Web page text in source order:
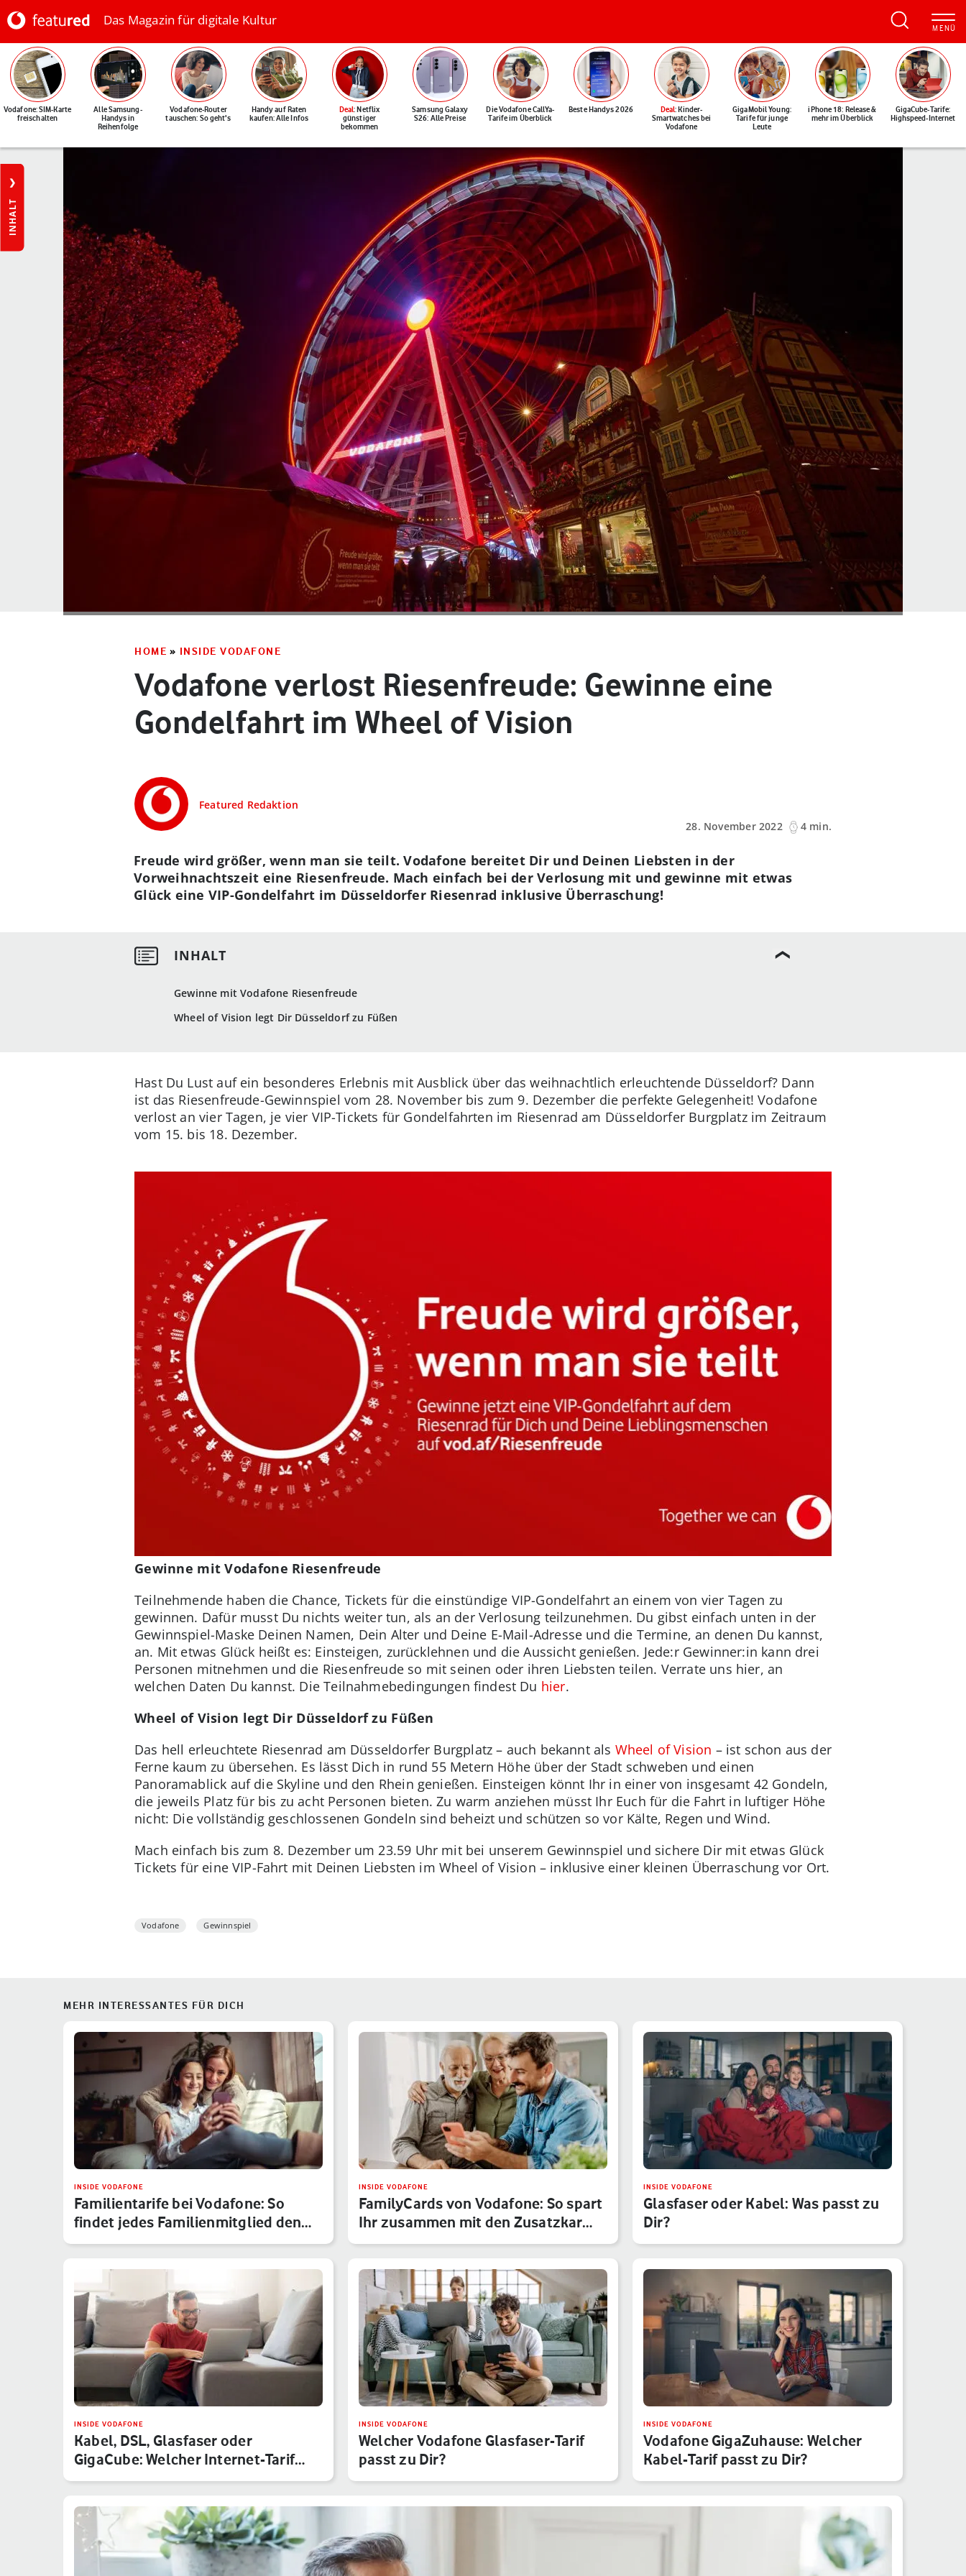
Das Magazin für digitale Kultur
Vodafone: SIM-Karte
freischalten
Alle Samsung-
Handys in
Reihenfolge
Vodafone-Router
tauschen: So geht's
Handy auf Raten
kaufen: Alle Infos
Deal: Netflix
günstiger
bekommen
Samsung Galaxy
S26: Alle Preise
Die Vodafone CallYa-
Tarife im Überblick
Beste Handys 2026 Deal: Kinder-
Smartwatches bei
Vodafone
GigaMobil Young:
Tarife für junge
Leute
iPhone 18: Release &
mehr im Überblick
GigaCube-Tarife:
Highspeed-Internet
INHALT
HOME » INSIDE VODAFONE
Vodafone verlost Riesenfreude: Gewinne eine
Gondelfahrt im Wheel of Vision
Featured Redaktion
28. November 2022
4 min.
Gewinne mit Vodafone Riesenfreude
Wheel of Vision legt Dir Düsseldorf zu Füßen
Freude wird größer, wenn man sie teilt. Vodafone bereitet Dir und Deinen Liebsten in der
Vorweihnachtszeit eine Riesenfreude. Mach einfach bei der Verlosung mit und gewinne mit etwas
Glück eine VIP-Gondelfahrt im Düsseldorfer Riesenrad inklusive Überraschung!
Hast Du Lust auf ein besonderes Erlebnis mit Ausblick über das weihnachtlich erleuchtende Düsseldorf? Dann
ist das Riesenfreude-Gewinnspiel vom 28. November bis zum 9. Dezember die perfekte Gelegenheit! Vodafone
verlost an vier Tagen, je vier VIP-Tickets für Gondelfahrten im Riesenrad am Düsseldorfer Burgplatz im Zeitraum
vom 15. bis 18. Dezember.
Gewinne mit Vodafone Riesenfreude
Teilnehmende haben die Chance, Tickets für die einstündige VIP-Gondelfahrt an einem von vier Tagen zu
gewinnen. Dafür musst Du nichts weiter tun, als an der Verlosung teilzunehmen. Du gibst einfach unten in der
Gewinnspiel-Maske Deinen Namen, Dein Alter und Deine E-Mail-Adresse und die Termine, an denen Du kannst,
an. Mit etwas Glück heißt es: Einsteigen, zurücklehnen und die Aussicht genießen. Jede:r Gewinner:in kann drei
Personen mitnehmen und die Riesenfreude so mit seinen oder ihren Liebsten teilen. Verrate uns hier, an
welchen Daten Du kannst. Die Teilnahmebedingungen findest Du hier.
Wheel of Vision legt Dir Düsseldorf zu Füßen
Das hell erleuchtete Riesenrad am Düsseldorfer Burgplatz – auch bekannt als Wheel of Vision – ist schon aus der
Ferne kaum zu übersehen. Es lässt Dich in rund 55 Metern Höhe über der Stadt schweben und einen
Panoramablick auf die Skyline und den Rhein genießen. Einsteigen könnt Ihr in einer von insgesamt 42 Gondeln,
die jeweils Platz für bis zu acht Personen bieten. Zu warm anziehen müsst Ihr Euch für die Fahrt in luftiger Höhe
nicht: Die vollständig geschlossenen Gondeln sind beheizt und schützen so vor Kälte, Regen und Wind.
Mach einfach bis zum 8. Dezember um 23.59 Uhr mit bei unserem Gewinnspiel und sichere Dir mit etwas Glück
Tickets für eine VIP-Fahrt mit Deinen Liebsten im Wheel of Vision – inklusive einer kleinen Überraschung vor Ort.
Vodafone Gewinnspiel
MEHR INTERESSANTES FÜR DICH
INSIDE VODAFONE
Familientarife bei Vodafone: So
findet jedes Familienmitglied den…
INSIDE VODAFONE
FamilyCards von Vodafone: So spart
Ihr zusammen mit den Zusatzkar…
INSIDE VODAFONE
Glasfaser oder Kabel: Was passt zu
Dir?
INSIDE VODAFONE
Kabel, DSL, Glasfaser oder
GigaCube: Welcher Internet-Tarif
von V…
INSIDE VODAFONE
Welcher Vodafone Glasfaser-Tarif
passt zu Dir?
INSIDE VODAFONE
Vodafone GigaZuhause: Welcher
Kabel-Tarif passt zu Dir?